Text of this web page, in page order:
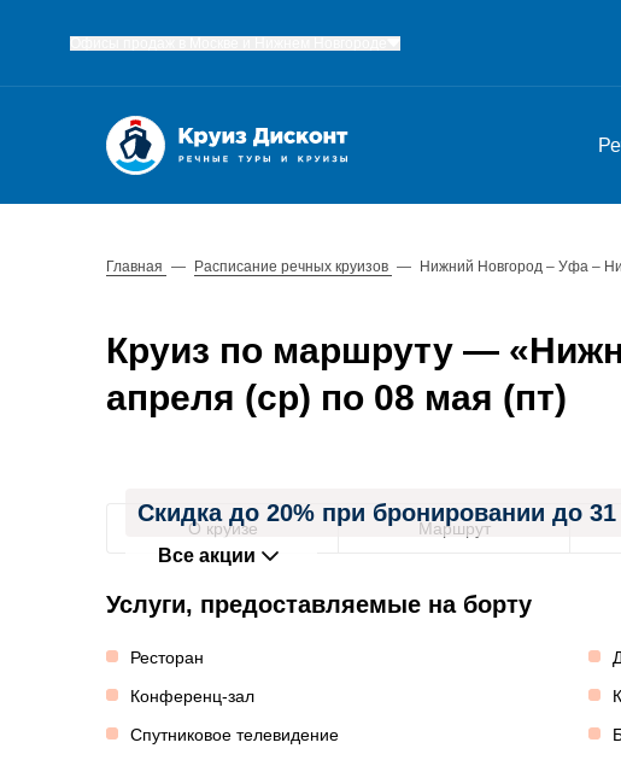
Главная — Расписание речных круизов — Нижний Новгород – Уфа –
Круиз по маршруту —
апреля (ср) по 08 мая (пт)
Скидка до 20% при бронировании до 31
Все акции
О круизе Маршрут
Услуги, предоставляемые на борту
Ресторан
Конференц-зал
Спутниковое телевидение